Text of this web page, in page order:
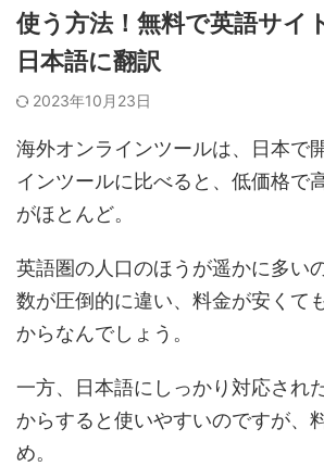
使う方法！無料で英語サイ
日本語に翻訳
2023年10月23日
海外オンラインツールは、日本で
インツールに比べると、低価格で
がほとんど。
英語圏の人口のほうが遥かに多い
数が圧倒的に違い、料金が安くて
からなんでしょう。
一方、日本語にしっかり対応され
からすると使いやすいのですが、
め。